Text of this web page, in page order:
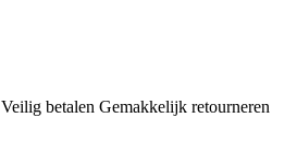
Veilig betalen Gemakkelijk retourneren